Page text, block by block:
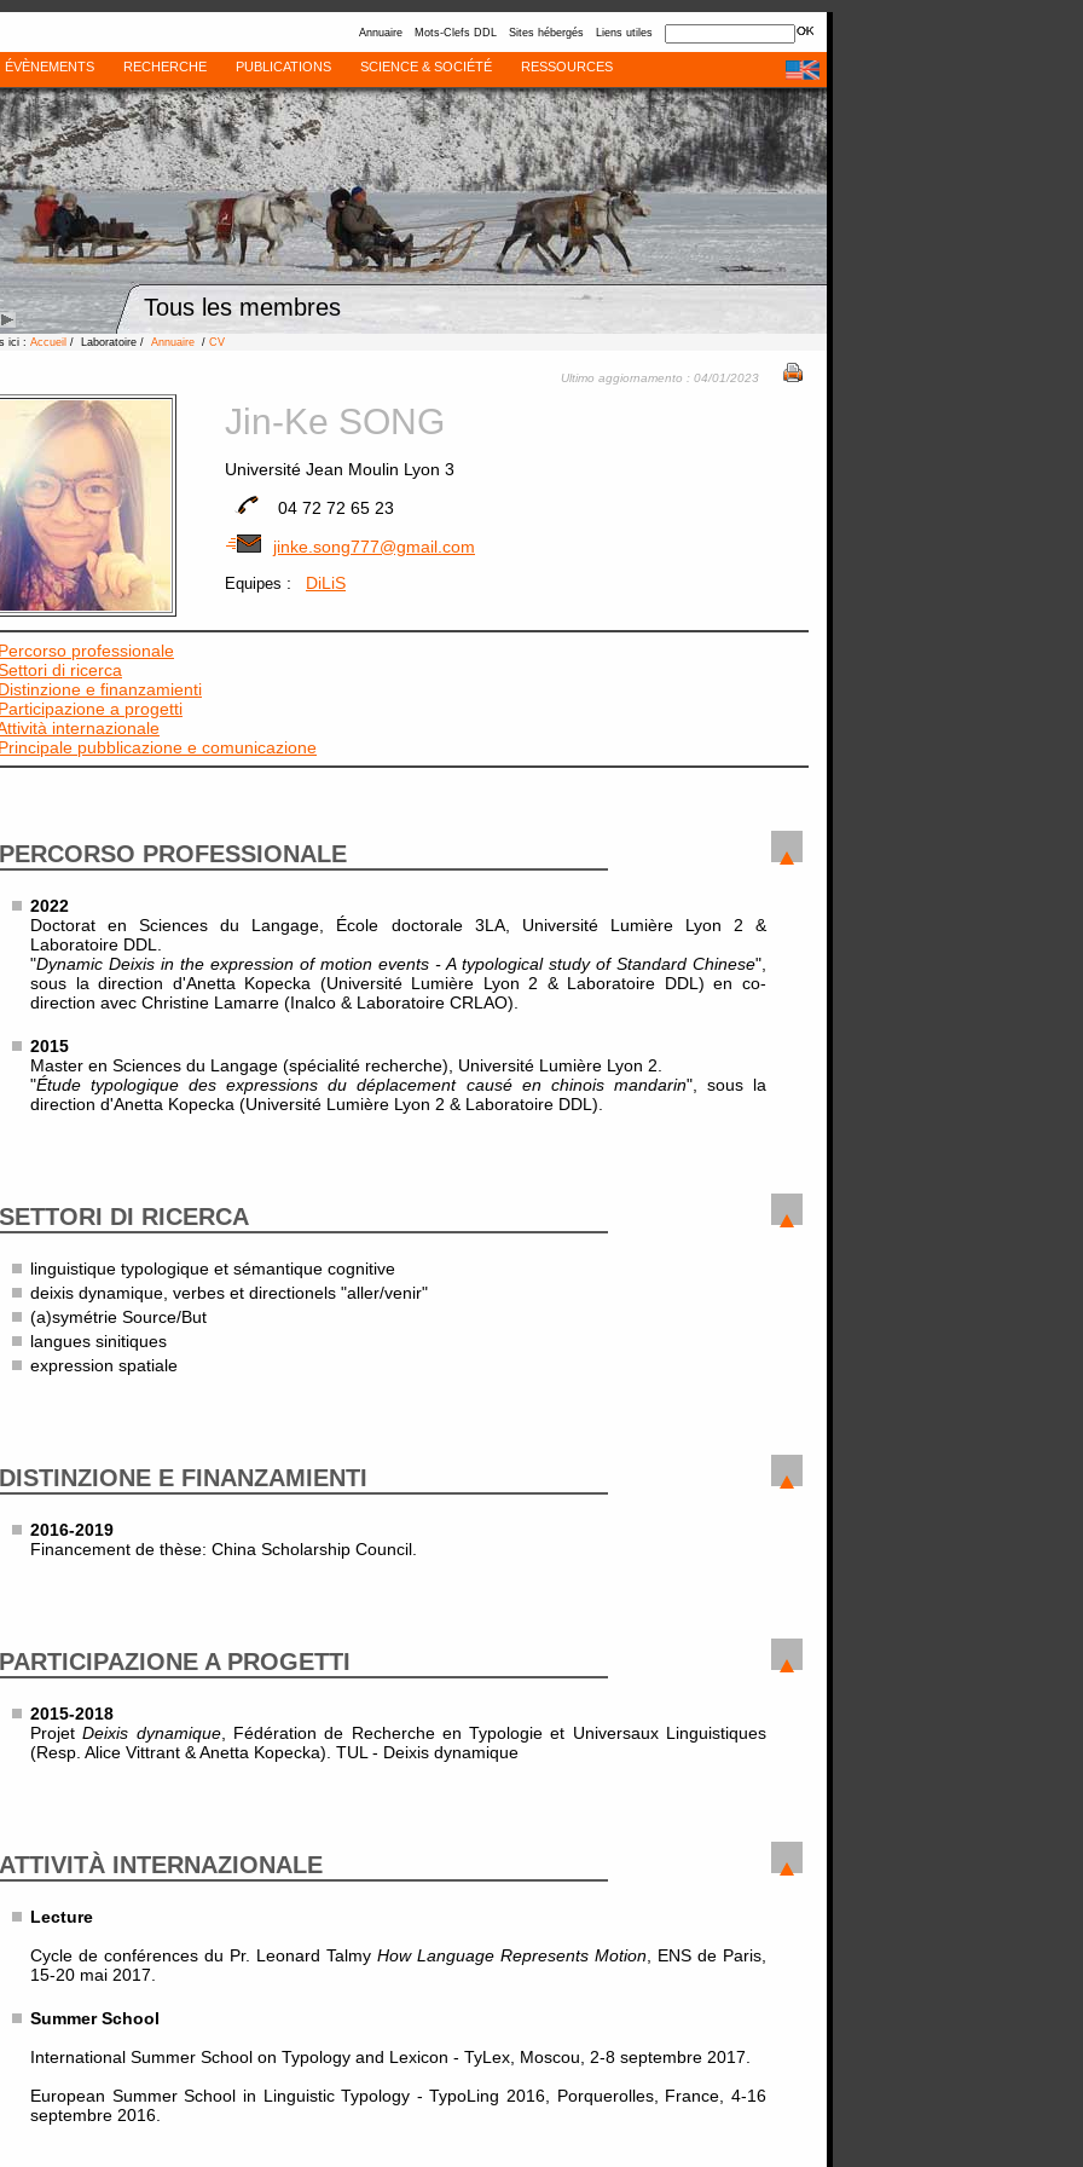
Annuaire Mots-Clefs DDL Sites hébergés Liens utiles
ÉVÈNEMENTS RECHERCHE PUBLICATIONS SCIENCE & SOCIÉTÉ RESSOURCES
Tous les membres
ici : Accueil / Laboratoire / Annuaire / CV
Ultimo aggiornamento : 04/01/2023
Jin-Ke SONG
Université Jean Moulin Lyon 3
04 72 72 65 23
jinke.song777@gmail.com
Equipes : DiLiS
Percorso professionale
di ricerca
Distinzione e finanzamienti
Participazione a progetti
internazionale
Principale pubblicazione e comunicazione
PERCORSO PROFESSIONALE
2022
Doctorat en Sciences du Langage, École doctorale 3LA, Université Lumière Lyon 2 &
Laboratoire DDL.
"Dynamic Deixis in the expression of motion events - A typological study of Standard Chinese",
sous la direction d'Anetta Kopecka (Université Lumière Lyon 2 & Laboratoire DDL) en co-
direction avec Christine Lamarre (Inalco & Laboratoire CRLAO).
2015
Master en Sciences du Langage (spécialité recherche), Université Lumière Lyon 2.
"Étude typologique des expressions du déplacement causé en chinois mandarin", sous la
direction d'Anetta Kopecka (Université Lumière Lyon 2 & Laboratoire DDL).
SETTORI DI RICERCA
linguistique typologique et sémantique cognitive
deixis dynamique, verbes et directionels "aller/venir"
(a)symétrie Source/But
langues sinitiques
expression spatiale
DISTINZIONE E FINANZAMIENTI
2016-2019
Financement de thèse: China Scholarship Council.
PARTICIPAZIONE A PROGETTI
2015-2018
ProjetDeixis dynamique, Fédération de Recherche en Typologie et Universaux Linguistiques
(Resp. Alice Vittrant & Anetta Kopecka). TUL - Deixis dynamique
ATTIVITÀ INTERNAZIONALE
Lecture
Cycle de conférences du Pr. Leonard Talmy How Language Represents Motion , ENS de Paris,
15-20 mai 2017.
Summer School
International Summer School on Typology and Lexicon - TyLex, Moscou, 2-8 septembre 2017.
European Summer School in Linguistic Typology - TypoLing 2016, Porquerolles, France, 4-16
septembre 2016.